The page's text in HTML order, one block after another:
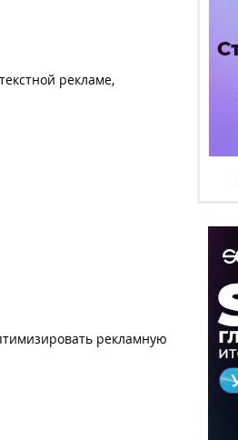
рекламе,
рекламную